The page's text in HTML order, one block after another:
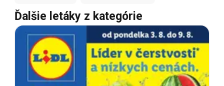
Ďalšie letáky z kategórie